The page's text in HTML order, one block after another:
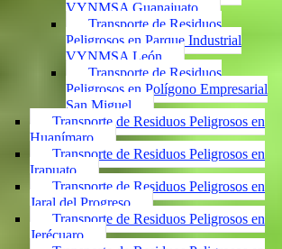
VYNMSA Guanajuato
Transporte de Residuos
Peligrosos en Parque Industrial
VYNMSA León
Transporte de Residuos
Peligrosos en Polígono Empresarial
San Miguel
Transporte de Residuos Peligrosos en
Huanímaro
Transporte de Residuos Peligrosos en
Irapuato
Transporte de Residuos Peligrosos en
Jaral del Progreso
Transporte de Residuos Peligrosos en
Jerécuaro